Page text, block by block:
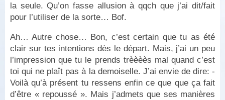
la seule. Qu’on fasse allusion à qqch que j’ai dit/fait
pour l’utiliser de la sorte… Bof.
Ah… Autre chose… Bon, c’est certain que tu as été
clair sur tes intentions dès le départ. Mais, j’ai un peu
l’impression que tu le prends trèèèès mal quand c’est
toi qui ne plaît pas à la demoiselle. J’ai envie de dire: -
Voilà qu’à présent tu ressens enfin ce que que ça fait
d’être « repoussé ». Mais j’admets que ses manières